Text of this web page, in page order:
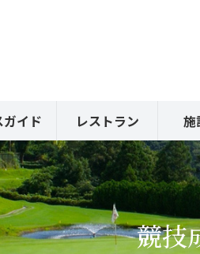
ガイド レストラン 施
競技